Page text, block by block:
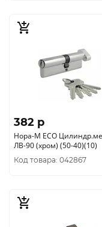
382 p
Нора-М ЕСО
ЛВ-90 (хром) (50-40)(10)
Код товара: 042867